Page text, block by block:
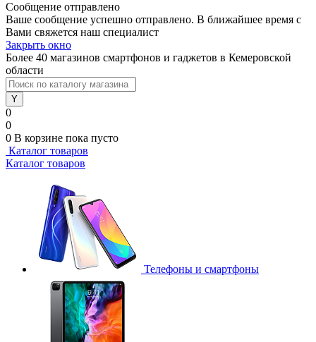
Сообщение отправлено
Ваше сообщение успешно отправлено. В ближайшее время с
Вами свяжется наш специалист
Закрыть окно
Более 40 магазинов смартфонов и гаджетов в Кемеровской
области
0
0
0 В корзине пока пусто
Каталог товаров
Каталог товаров
Телефоны и смартфоны